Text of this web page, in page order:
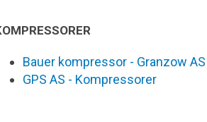
Bauer kompressor - Granzow AS
GPS AS - Kompressorer